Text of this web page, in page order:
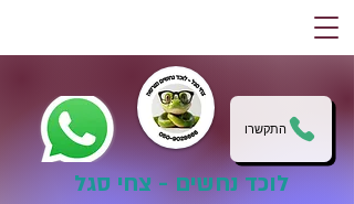
התקשרו
לוכד נחשים - צחי סגל